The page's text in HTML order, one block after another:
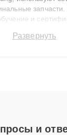
и
гарантии до 3
Развернуть
и